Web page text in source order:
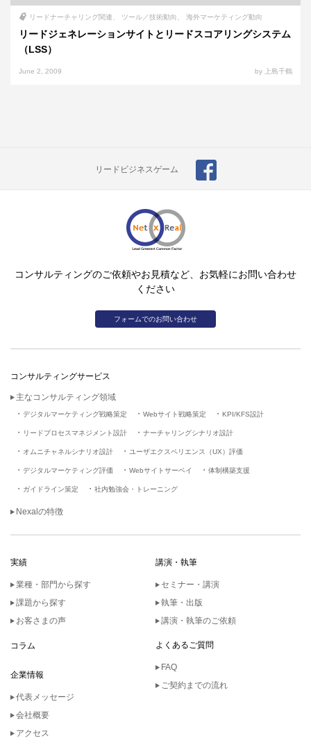
リードナーチャリング関連 ツール／技術動向 海外マーケティング動向
リードジェネレーションサイトとリードスコアリングシステム
（LSS）
June 2, 2009 by 上島千鶴
リードビジネスゲーム
コンサルティングのご依頼やお見積など、お気軽にお問い合わせ
ください
フォームでのお問い合わせ
コンサルティングサービス
主なコンサルティング領域
デジタルマーケティング戦略策定 Webサイト戦略策定 KPI/KFS設計
リードプロセスマネジメント設計 ナーチャリングシナリオ設計
オムニチャネルシナリオ設計 ユーザエクスペリエンス（UX）評価
デジタルマーケティング評価 Webサイトサーベイ 体制構築支援
ガイドライン策定 社内勉強会・トレーニング
Nexalの特徴
実績
業種・部門から探す
課題から探す
お客さまの声
講演・執筆
セミナー・講演
執筆・出版
講演・執筆のご依頼
コラム
企業情報
代表メッセージ
会社概要
アクセス
よくあるご質問
FAQ
ご契約までの流れ